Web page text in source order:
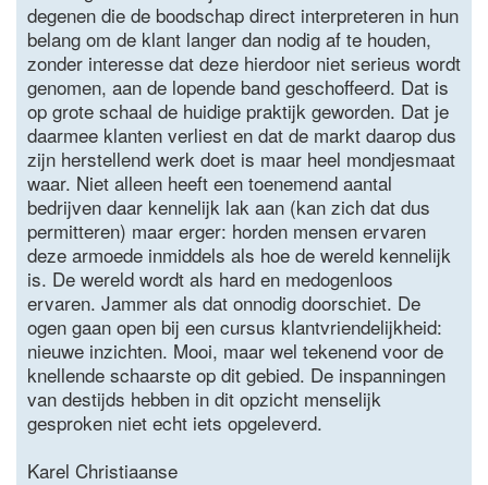
degenen die de boodschap direct interpreteren in hun
belang om de klant langer dan nodig af te houden,
zonder interesse dat deze hierdoor niet serieus wordt
genomen, aan de lopende band geschoffeerd. Dat is
op grote schaal de huidige praktijk geworden. Dat je
daarmee klanten verliest en dat de markt daarop dus
zijn herstellend werk doet is maar heel mondjesmaat
waar. Niet alleen heeft een toenemend aantal
bedrijven daar kennelijk lak aan (kan zich dat dus
permitteren) maar erger: horden mensen ervaren
deze armoede inmiddels als hoe de wereld kennelijk
is. De wereld wordt als hard en medogenloos
ervaren. Jammer als dat onnodig doorschiet. De
ogen gaan open bij een cursus klantvriendelijkheid:
nieuwe inzichten. Mooi, maar wel tekenend voor de
knellende schaarste op dit gebied. De inspanningen
van destijds hebben in dit opzicht menselijk
gesproken niet echt iets opgeleverd.
Karel Christiaanse